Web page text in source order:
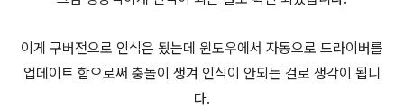
이게 구버전으로 인식은 됬는데 윈도우에서 자동으로 드라이버를
업데이트 함으로써 충돌이 생겨 인식이 안되는 걸로 생각이 됩니
다.